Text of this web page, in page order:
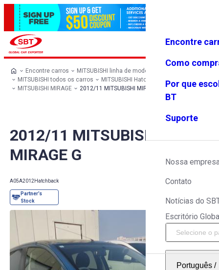
Favoritos Menu
Encontre
Como
Por que
BT
Suporte
Nossa
Contato
Notícias do
Escritório
Português/
Encontre carros
MITSUBISHI linha de modelos
MITSUBISHI todos os carros
MITSUBISHI Hatchback
MITSUBISHI MIRAGE
2012/11 MITSUBISHI MIRAGE G
2012/11 MITSUBISHI
MIRAGE G
A05A2012 Hatchback